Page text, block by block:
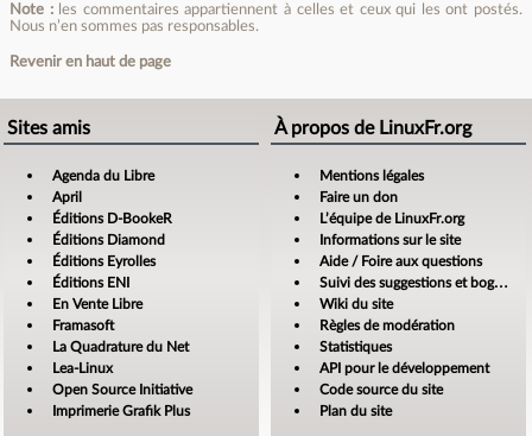
Note :les commentaires appartiennent à celles et ceux qui les ont postés.
Nous n’en sommes pas responsables.
Revenir en haut de page
Sites amis
Agenda du Libre
April
Éditions D-BookeR
Éditions Diamond
Éditions Eyrolles
Éditions ENI
En Vente Libre
Framasoft
La Quadrature du Net
Lea-Linux
Open Source Initiative
Imprimerie Grafik Plus
À propos de LinuxFr.org
Mentions légales
Faire un don
L’équipe de LinuxFr.org
Informations sur le site
Aide / Foire aux questions
Suivi des suggestions et bogues
Wiki du site
Règles de modération
Statistiques
API pour le développement
Code source du site
Plan du site